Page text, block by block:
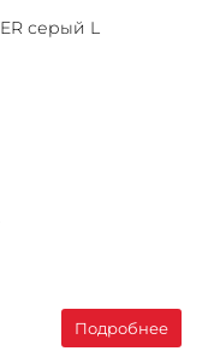
Подробнее